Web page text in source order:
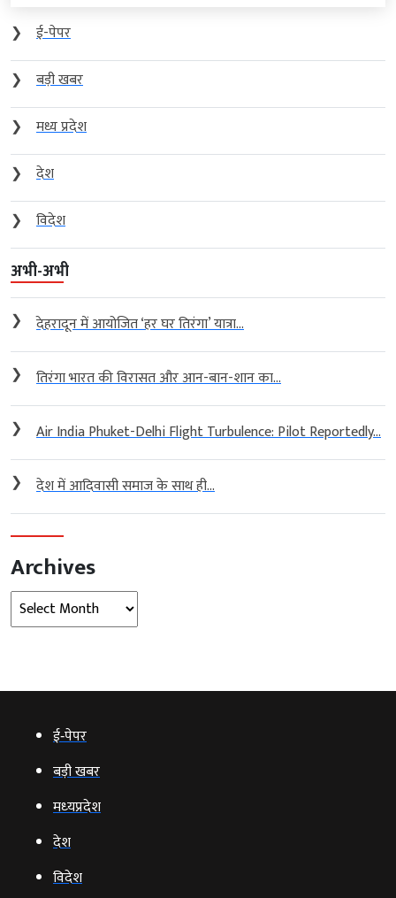
❯
ई-पेपर
❯
बड़ी खबर
❯
मध्य प्रदेश
❯
देश
❯
विदेश
अभी-अभी
❯ देहरादून में आयोजित ‘हर घर तिरंगा’ यात्रा...
❯ तिरंगा भारत की विरासत और आन-बान-शान का...
❯ Air India Phuket-Delhi Flight Turbulence: Pilot Reportedly...
❯ देश में आदिवासी समाज के साथ ही...
Archives
Archives
ई‑पेपर
बड़ी खबर
मध्‍यप्रदेश
देश
विदेश